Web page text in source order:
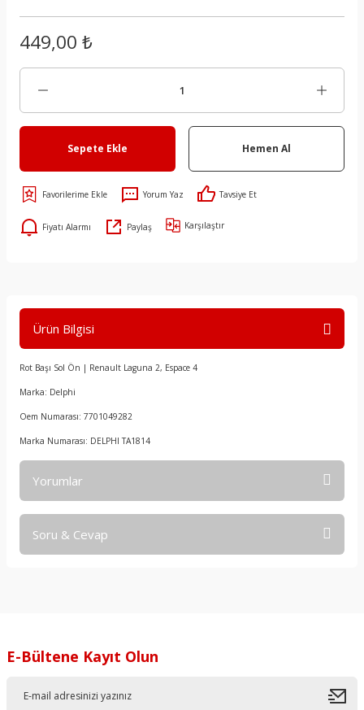
449,00 ₺
Sepete Ekle Hemen Al
Yorum Yaz Tavsiye Et
Fiyatı Alarmı Paylaş Karşılaştır
Ürün Bilgisi
Rot Başı Sol Ön | Renault Laguna 2, Espace 4
Marka: Delphi
Oem Numarası: 7701049282
Marka Numarası: DELPHI TA1814
Yorumlar
Soru & Cevap
E-Bültene Kayıt Olun